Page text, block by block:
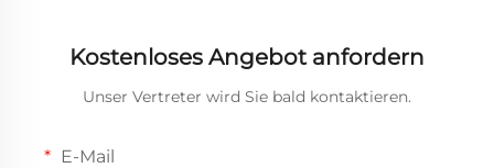
Kostenloses Angebot anfordern
Unser Vertreter wird Sie bald kontaktieren.
E-Mail